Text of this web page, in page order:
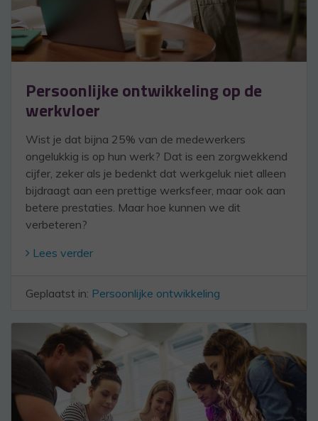
Persoonlijke ontwikkeling op de
werkvloer
Wist je dat bijna 25% van de medewerkers
ongelukkig is op hun werk? Dat is een zorgwekkend
cijfer, zeker als je bedenkt dat werkgeluk niet alleen
bijdraagt aan een prettige werksfeer, maar ook aan
betere prestaties. Maar hoe kunnen we dit
verbeteren?
Lees verder
Geplaatst in: Persoonlijke ontwikkeling